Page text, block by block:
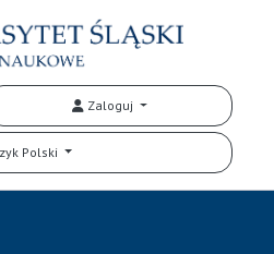
Zaloguj
Polski